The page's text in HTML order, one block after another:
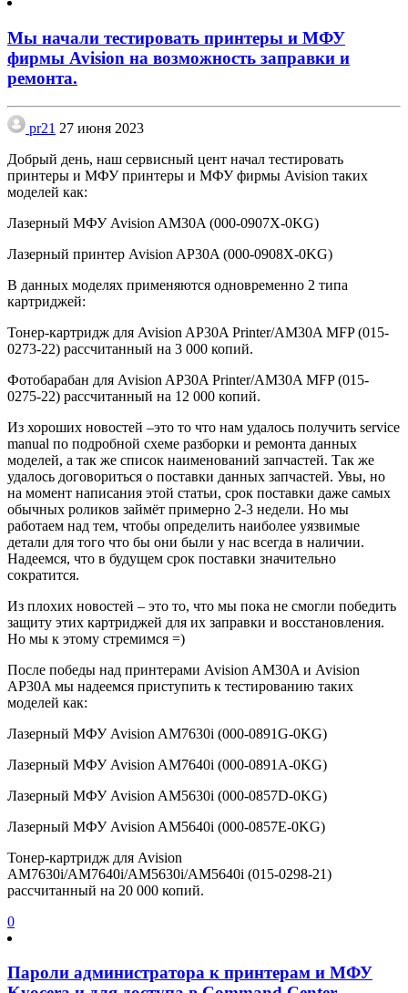
Мы начали тестировать принтеры и МФУ
фирмы Avision на возможность заправки и
ремонта.
pr21 27 июня 2023
Добрый день, наш сервисный цент начал тестировать
принтеры и МФУ принтеры и МФУ фирмы Avision таких
моделей как:
Лазерный МФУ Avision AM30A (000-0907X-0KG)
Лазерный принтер Avision AP30A (000-0908X-0KG)
В данных моделях применяются одновременно 2 типа
картриджей:
Тонер-картридж для Avision AP30A Printer/AM30A MFP (015-
0273-22) рассчитанный на 3 000 копий.
Фотобарабан для Avision AP30A Printer/AM30A MFP (015-
0275-22) рассчитанный на 12 000 копий.
Из хороших новостей –это то что нам удалось получить service
manual по подробной схеме разборки и ремонта данных
моделей, а так же список наименований запчастей. Так же
удалось договориться о поставки данных запчастей. Увы, но
на момент написания этой статьи, срок поставки даже самых
обычных роликов займёт примерно 2-3 недели. Но мы
работаем над тем, чтобы определить наиболее уязвимые
детали для того что бы они были у нас всегда в наличии.
Надеемся, что в будущем срок поставки значительно
сократится.
Из плохих новостей – это то, что мы пока не смогли победить
защиту этих картриджей для их заправки и восстановления.
Но мы к этому стремимся =)
После победы над принтерами Avision AM30A и Avision
AP30A мы надеемся приступить к тестированию таких
моделей как:
Лазерный МФУ Avision AM7630i (000-0891G-0KG)
Лазерный МФУ Avision AM7640i (000-0891A-0KG)
Лазерный МФУ Avision AM5630i (000-0857D-0KG)
Лазерный МФУ Avision AM5640i (000-0857E-0KG)
Тонер-картридж для Avision
AM7630i/AM7640i/AM5630i/AM5640i (015-0298-21)
рассчитанный на 20 000 копий.
0
Пароли администратора к принтерам и МФУ